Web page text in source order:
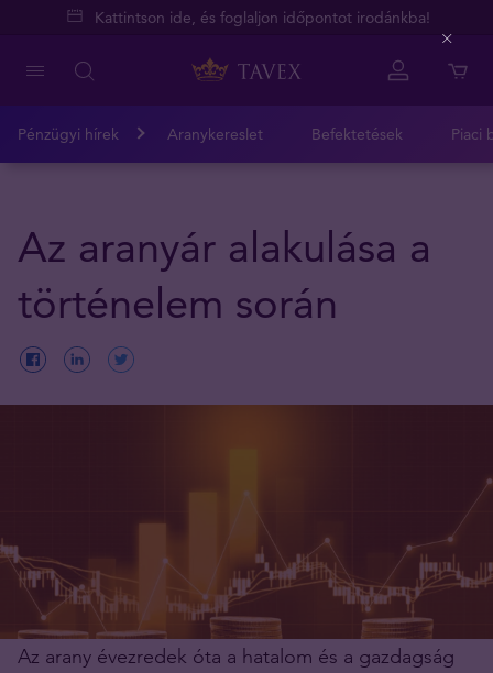
Kattintson ide, és foglaljon időpontot irodánkba!
Pénzügyi hírek Aranykereslet Befektetések Piaci
Az aranyár alakulása a
történelem során
Az arany évezredek óta a hatalom és a gazdagság
Close